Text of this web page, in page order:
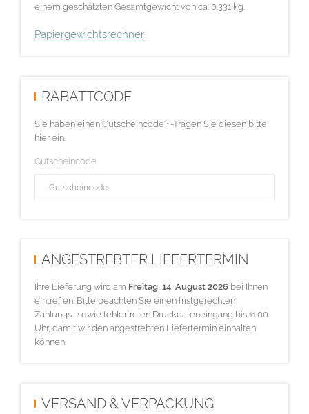
einem geschätzten Gesamtgewicht von ca. 0.331 kg.
Papiergewichtsrechner
RABATTCODE
Sie haben einen Gutscheincode? -Tragen Sie diesen bitte
hier ein.
Gutscheincode
ANGESTREBTER LIEFERTERMIN
Ihre Lieferung wird am Freitag, 14. August 2026 bei Ihnen
eintreffen. Bitte beachten Sie einen fristgerechten
Zahlungs- sowie fehlerfreien Druckdateneingang bis 11:00
Uhr, damit wir den angestrebten Liefertermin einhalten
können.
VERSAND & VERPACKUNG